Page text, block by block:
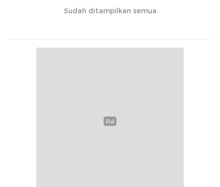
Sudah ditampilkan semua